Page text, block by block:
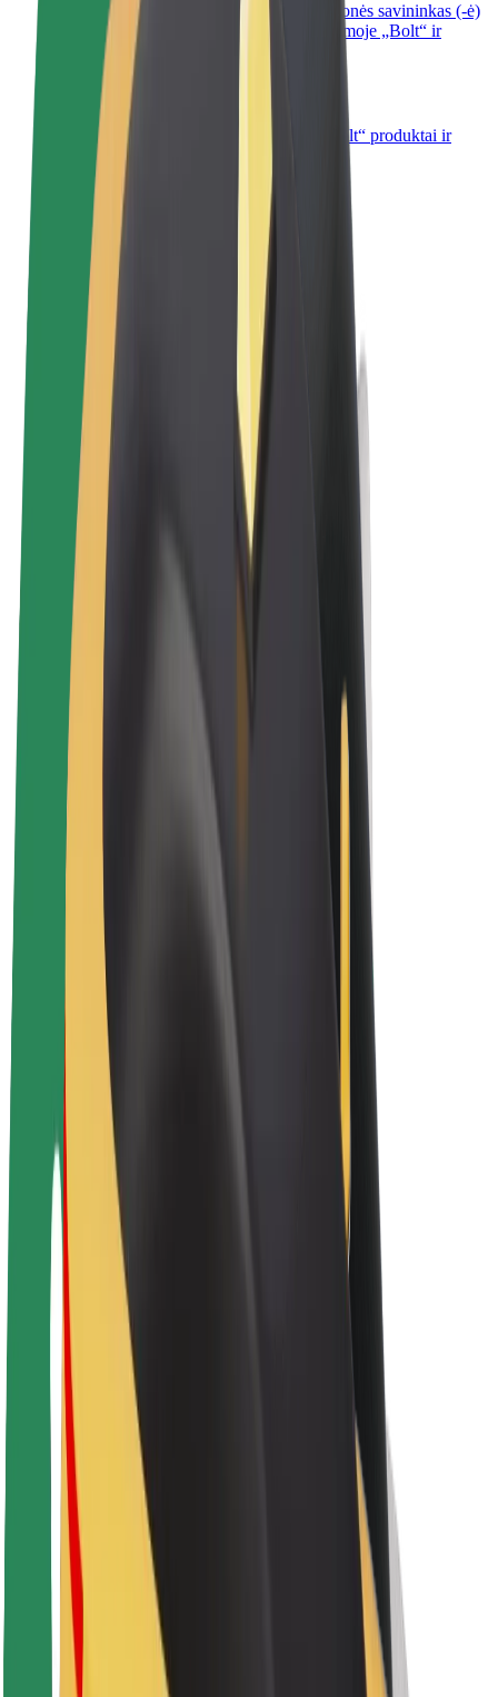
Registruotis kaip automobilių nuomos įmonės savininkas (-ė)
Užregistruokite savo automobilius platformoje „Bolt“ ir
padidinkite pajamas
„Bolt for Business“
Atskirų įmonių poreikiams pritaikomi „Bolt“ produktai ir
paslaugos
Sąlygos
Privatumas
Slapukai
© 2026 Bolt Technology OÜ
Paslaugos
Kelionės
Paspirtukai
„Bolt Food“
„Bolt Drive“
Užsidirbkite su „Bolt“
Kurjeriai
Kurjerio pajamos
„Bolt Food“ restoranai ir parduotuvės
Automobilių nuomos parkai
Franšizės
Apie mus
Karjera
Apie „Bolt“
„Bolt“ tvarumo politika
Projektas „Zero“
Tinklaraštis
Naujienų centras
Prekių ženklo gairės
Misija
Investuotojams
Vadovybė
Prekės ženklas
Žiniasklaidai
„Urban Fund“
Saugumas